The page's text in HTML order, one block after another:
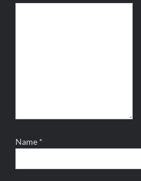
Name *